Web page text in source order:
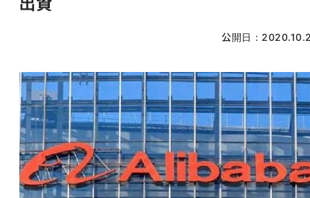
公開日：